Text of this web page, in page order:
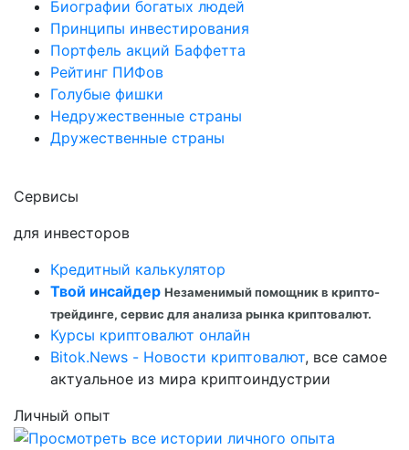
Биографии богатых людей
Принципы инвестирования
Портфель акций Баффетта
Рейтинг ПИФов
Голубые фишки
Недружественные страны
Дружественные страны
Сервисы
для инвесторов
Кредитный калькулятор
Твой инсайдер Незаменимый помощник в крипто-
трейдинге, сервис для анализа рынка криптовалют.
Курсы криптовалют онлайн
Bitok.News - Новости криптовалют, все самое
актуальное из мира криптоиндустрии
Личный опыт